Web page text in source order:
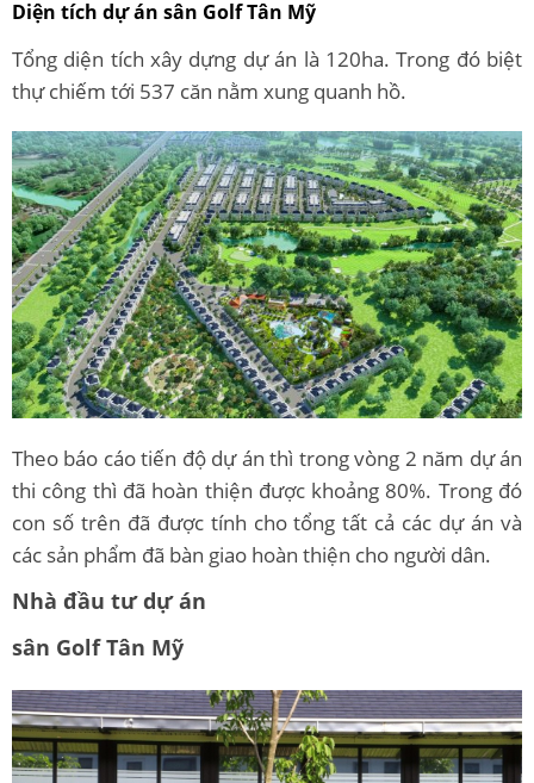
Diện tích dự án sân Golf Tân Mỹ
Tổng diện tích xây dựng dự án là 120ha. Trong đó biệt
thự chiếm tới 537 căn nằm xung quanh hồ.
Theo báo cáo tiến độ dự án thì trong vòng 2 năm dự án
thi công thì đã hoàn thiện được khoảng 80%. Trong đó
con số trên đã được tính cho tổng tất cả các dự án và
các sản phẩm đã bàn giao hoàn thiện cho người dân.
Nhà đầu tư dự án
sân Golf Tân Mỹ